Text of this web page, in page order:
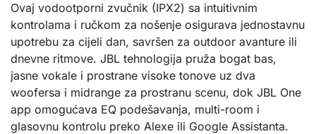
Ovaj vodootporni zvučnik (IPX2) sa intuitivnim
kontrolama i ručkom za nošenje osigurava jednostavnu
upotrebu za cijeli dan, savršen za outdoor avanture ili
dnevne ritmove. JBL tehnologija pruža bogat bas,
jasne vokale i prostrane visoke tonove uz dva
woofersa i midrange za prostranu scenu, dok JBL One
app omogućava EQ podešavanja, multi-room i
glasovnu kontrolu preko Alexe ili Google Assistanta.